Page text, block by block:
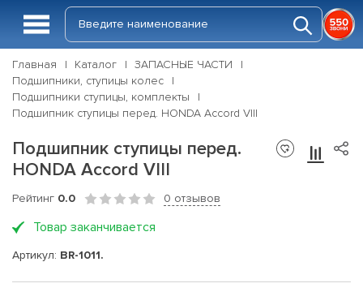
Главная Каталог
ЗАПАСНЫЕ ЧАСТИ
Подшипники, ступицы колес
Подшипники ступицы, комплекты
Подшипник ступицы перед. HONDA Accord VIII
Подшипник ступицы перед.
HONDA Accord VIII
Рейтинг 0.0 0 отзывов
Товар заканчивается
Артикул: BR-1011.